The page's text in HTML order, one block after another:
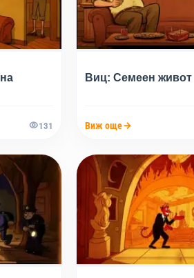
131
Виц: Семеен живот
Виж още